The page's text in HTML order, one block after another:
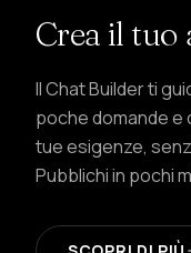
Crea il tuo
Il Chat Builder ti
poche domande
tue esigenze,
Pubblichi in pochi